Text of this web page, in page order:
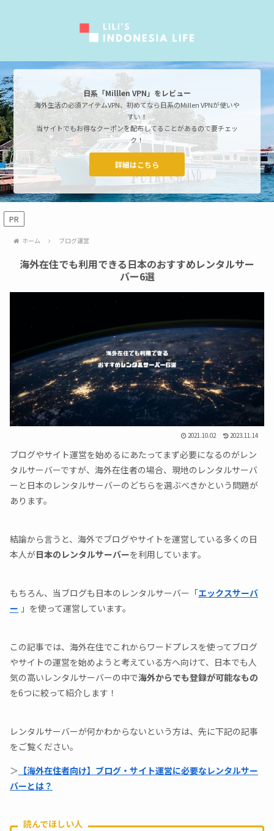
日系「Milllen VPN」をレビュー
海外生活の必須アイテムVPN、初めてなら日系のMillen VPNが使いや
すい！
当サイトでもお得なクーポンを配布してることがあるので要チェッ
ク！
詳細はこちら
PR
ホーム ブログ運営
海外在住でも利用できる日本のおすすめレンタルサー
バー6選
2021.10.02 2023.11.14
ブログやサイト運営を始めるにあたってまず必要になるのがレン
タルサーバーですが、海外在住者の場合、現地のレンタルサーバ
ーと日本のレンタルサーバーのどちらを選ぶべきかという問題が
あります。
結論から言うと、海外でブログやサイトを運営している多くの日
本人が日本のレンタルサーバーを利用しています。
もちろん、当ブログも日本のレンタルサーバー「エックスサーバ
ー 」を使って運営しています。
この記事では、海外在住でこれからワードプレスを使ってブログ
やサイトの運営を始めようと考えている方へ向けて、日本でも人
気の高いレンタルサーバーの中で海外からでも登録が可能なもの
を6つに絞って紹介します！
レンタルサーバーが何かわからないという方は、先に下記の記事
をご覧ください。
＞ 【海外在住者向け】ブログ・サイト運営に必要なレンタルサー
バーとは？
読んでほしい人